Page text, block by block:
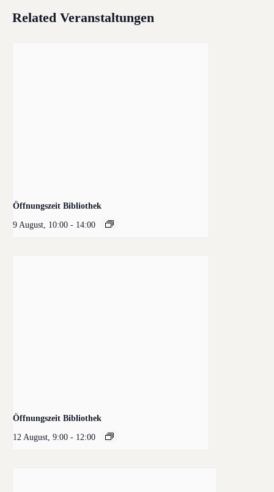
Related Veranstaltungen
Öffnungszeit Bibliothek
9 August, 10:00 - 14:00
Öffnungszeit Bibliothek
12 August, 9:00 - 12:00